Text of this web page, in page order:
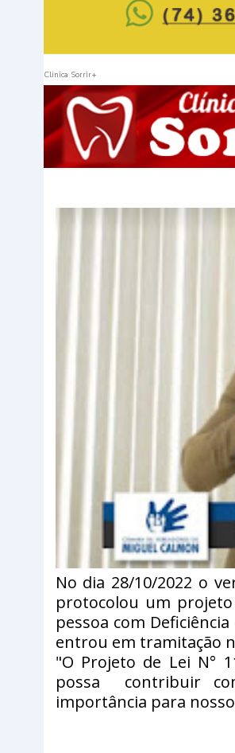
Clinica Sorrir+
No dia 28/10/2022 o
protocolou um
pessoa com
entrou em tramitação
"O Projeto de Lei N°
possa contribuir
importância para